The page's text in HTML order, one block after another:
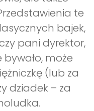
te
bajek,
pani dyrektor,
może
(lub za
dziadek – za